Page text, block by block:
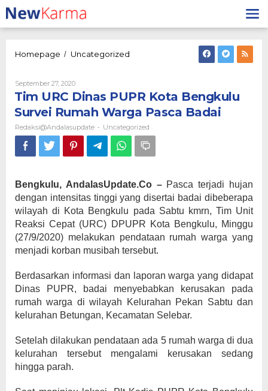
Lewati
ke
konten
Homepage / Uncategorized
Kota
Bengkulu
Survei
Rumah
Warga
Pasca
September 27, 2020Oleh
Redaksi@andalasupdate
Tim URC Dinas PUPR Kota Bengkulu
Survei Rumah Warga Pasca Badai
Redaksi@andalasupdate - Uncategorized
Bengkulu, AndalasUpdate.Co –Pasca terjadi hujan
dengan intensitas tinggi yang disertai badai dibeberapa
wilayah di Kota Bengkulu pada Sabtu kmrn, Tim Unit
Reaksi Cepat (URC) DPUPR Kota Bengkulu, Minggu
(27/9/2020) melakukan pendataan rumah warga yang
menjadi korban musibah tersebut.
Berdasarkan informasi dan laporan warga yang didapat
Dinas PUPR, badai menyebabkan kerusakan pada
rumah warga di wilayah Kelurahan Pekan Sabtu dan
kelurahan Betungan, Kecamatan Selebar.
Setelah dilakukan pendataan ada 5 rumah warga di dua
kelurahan tersebut mengalami kerusakan sedang
hingga parah.